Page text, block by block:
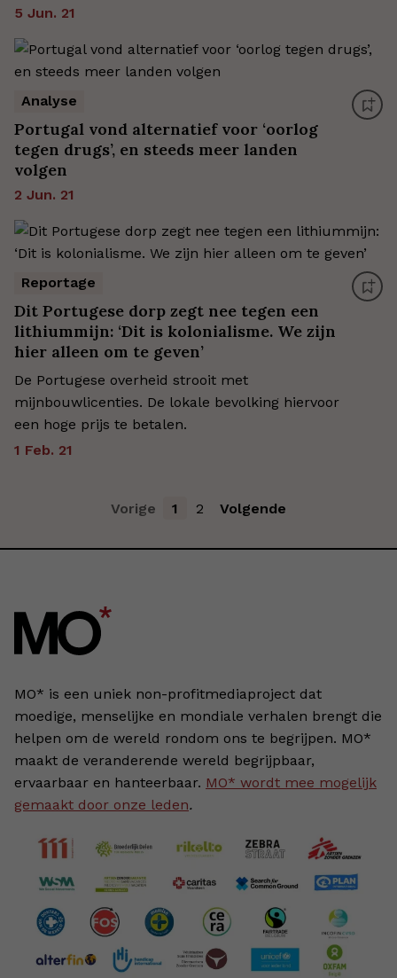
5 Jun. 21
Analyse
Portugal vond alternatief voor ‘oorlog
tegen drugs’, en steeds meer landen
volgen
2 Jun. 21
Reportage
Dit Portugese dorp zegt nee tegen een
lithiummijn: ‘Dit is kolonialisme. We zijn
hier alleen om te geven’
De Portugese overheid strooit met
mijnbouwlicenties. De lokale bevolking hiervoor
een hoge prijs te betalen.
1 Feb. 21
Vorige 1 2 Volgende
MO* is een uniek non-profitmediaproject dat
moedige, menselijke en mondiale verhalen brengt die
helpen om de wereld rondom ons te begrijpen. MO*
maakt de veranderende wereld begrijpbaar,
ervaarbaar en hanteerbaar. MO* wordt mee mogelijk
gemaakt door onze leden.